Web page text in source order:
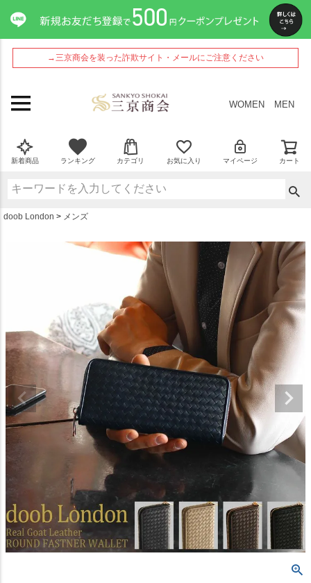
→三京商会を装った詐欺サイト・メールにご注意ください
WOMEN MEN
新着商品 ランキング カテゴリ お気に入り マイページ カート
doob London メンズ
ペー
ジト
ップ
へ